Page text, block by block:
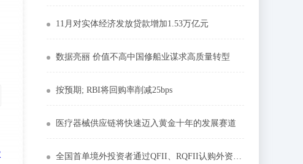
11月对实体经济发放贷款增加1.53万亿元
数据亮丽 价值不高中国修船业谋求高质量转型
按预期; RBI将回购率削减25bps
医疗器械供应链将快速迈入黄金十年的发展赛道
全国首单境外投资者通过QFII、RQFII认购外资私募基金落地上海